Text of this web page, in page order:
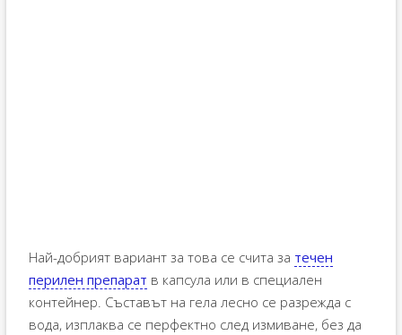
Най-добрият вариант за това се счита за течен
перилен препарат в капсула или в специален
контейнер. Съставът на гела лесно се разрежда с
вода, изплаква се перфектно след измиване, без да